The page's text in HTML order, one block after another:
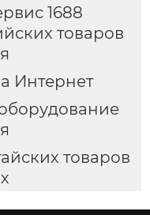
1688
товаров
Интернет
товаров